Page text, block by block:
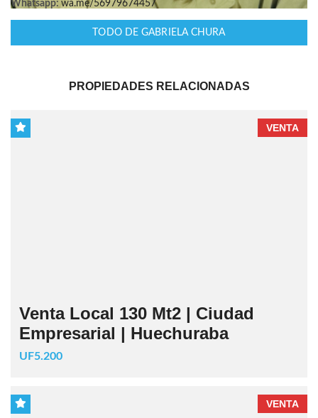
Whatsapp: wa.me/56979674457
TODO DE GABRIELA CHURA
PROPIEDADES RELACIONADAS
VENTA
Venta Local 130 Mt2 | Ciudad
Empresarial | Huechuraba
UF5.200
VENTA